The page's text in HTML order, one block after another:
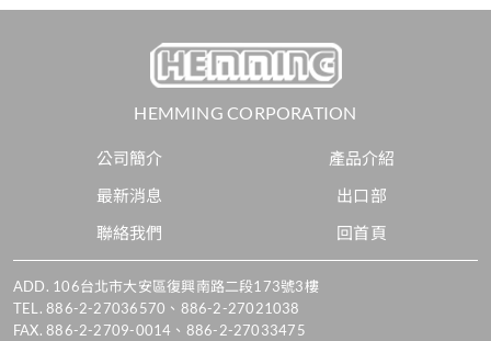
HEMMING CORPORATION
公司簡介
產品介紹
最新消息
出口部
聯絡我們
回首頁
ADD. 106台北市大安區復興南路二段173號3樓
TEL.886-2-27036570 、 886-2-27021038
FAX. 886-2-2709-0014、886-2-27033475